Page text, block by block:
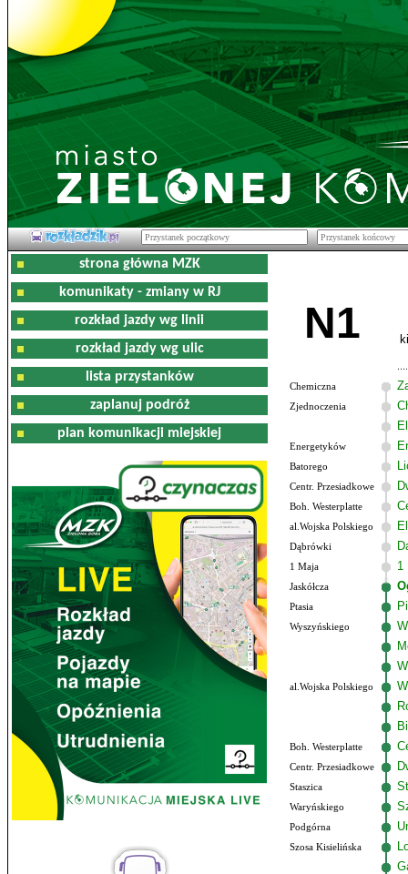
strona główna MZK
komunikaty - zmiany w RJ
rozkład jazdy wg linii
rozkład jazdy wg ulic
lista przystanków
zaplanuj podróż
plan komunikacji miejskiej
N1
Chemiczna
Zjednoczenia
Energetyków
Batorego
Centr. Przesiadkowe
Boh. Westerplatte
al.Wojska Polskiego
Dąbrówki
1 Maja 1
Jaskółcza
Ptasia
Wyszyńskiego
al.Wojska Polskiego
Boh. Westerplatte
Centr. Przesiadkowe
Staszica
Waryńskiego
Podgórna
Szosa Kisielińska